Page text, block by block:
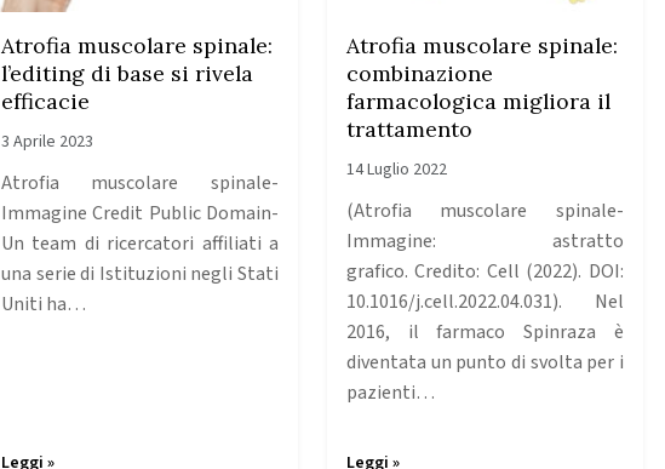
Atrofia muscolare spinale:
l’editing di base si rivela
efficacie
3 Aprile 2023
Atrofia muscolare spinale-
Immagine Credit Public Domain-
Un team di ricercatori affiliati a
una serie di Istituzioni negli Stati
Uniti ha…
Leggi »
Atrofia muscolare spinale:
combinazione
farmacologica migliora il
trattamento
14 Luglio 2022
(Atrofia muscolare spinale-
Immagine: astratto
grafico. Credito: Cell (2022). DOI:
10.1016/j.cell.2022.04.031). Nel
2016, il farmaco Spinraza è
diventata un punto di svolta per i
pazienti…
Leggi »